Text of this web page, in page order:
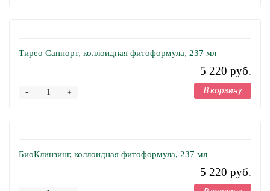
Тирео Саппорт, коллоидная фитоформула, 237 мл
5 220 руб.
+
- В корзину
БиоКлинзинг, коллоидная фитоформула, 237 мл
5 220 руб.